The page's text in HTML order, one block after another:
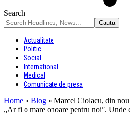
Search
Actualitate
Politic
Social
International
Medical
Comunicate de presa
Home » Blog » Marcel Ciolacu, din
„Ar fi o mare onoare pentru noi”. Unde